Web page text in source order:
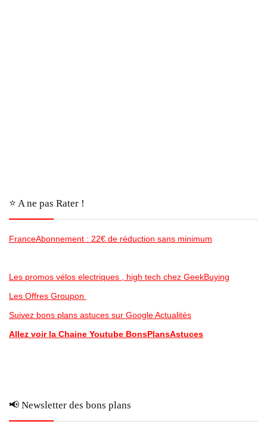
⭐️ A ne pas Rater !
FranceAbonnement : 22€ de réduction sans minimum
Les promos vélos electriques , high tech chez GeekBuying
Les Offres Groupon
Suivez bons plans astuces sur Google Actualités
Allez voir la Chaine Youtube BonsPlansAstuces
📢 Newsletter des bons plans